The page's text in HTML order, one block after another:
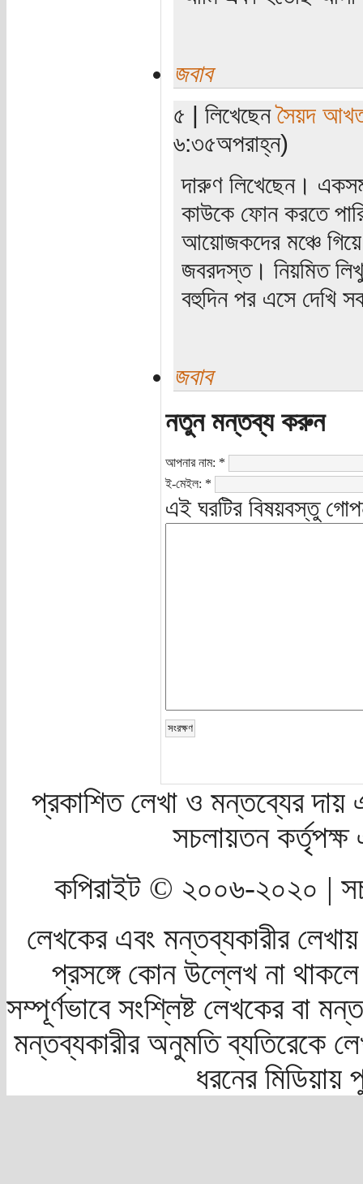
জবাব
৫ | লিখেছেনসৈয়দ
৬:৩৫অপরাহ্ন)
দারুণ লিখেছেন।
কাউকে ফোন করতে
আয়োজকদের মঞ্চে
জবরদস্ত। নিয়মিত
বহুদিন পর এসে দেখি
জবাব
নতুন মন্তব্য করুন
আপনার নাম: *
ই-মেইল: *
এই ঘরটির বিষয়বস্তু
প্রকাশিত লেখা ও মন্তব্যের দায়
সচলায়তন
কপিরাইট © ২০০৬-২০২০ |
লেখকের এবং মন্তব্যকারীর
প্রসঙ্গে কোন উল্লেখ না
সম্পূর্ণভাবে সংশ্লিষ্ট লেখকের বা
মন্তব্যকারীর অনুমতি ব্যতিরেকে
ধরনের মিডিয়ায়